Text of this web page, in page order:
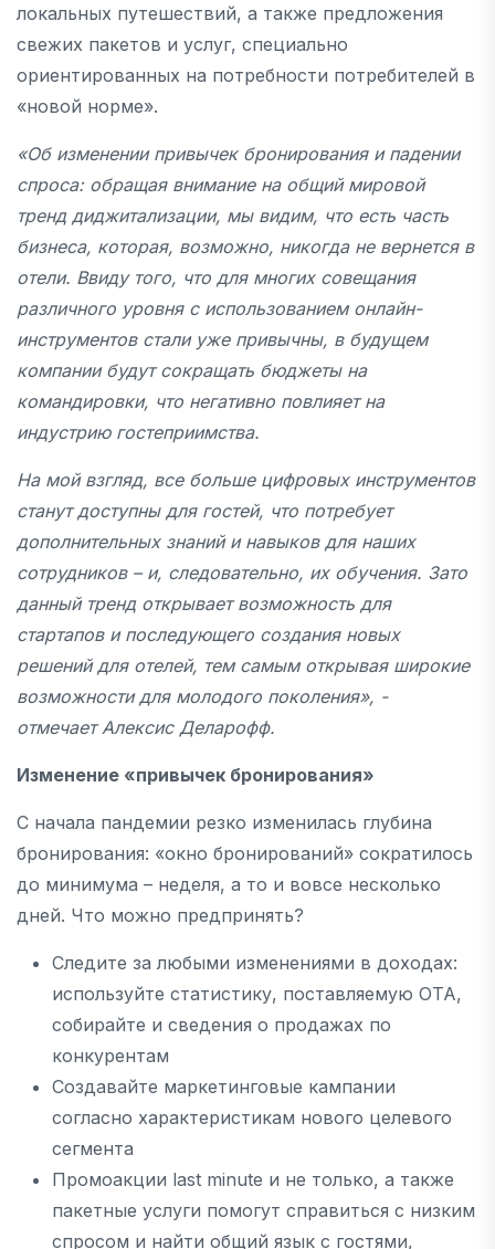
локальных путешествий, а также предложения
свежих пакетов и услуг, специально
ориентированных на потребности потребителей в
«новой норме».
«Об изменении привычек бронирования и падении
спроса: обращая внимание на общий мировой
тренд диджитализации, мы видим, что есть часть
бизнеса, которая, возможно, никогда не вернется в
отели. Ввиду того, что для многих совещания
различного уровня с использованием онлайн-
инструментов стали уже привычны, в будущем
компании будут сокращать бюджеты на
командировки, что негативно повлияет на
индустрию гостеприимства.
На мой взгляд, все больше цифровых инструментов
станут доступны для гостей, что потребует
дополнительных знаний и навыков для наших
сотрудников – и, следовательно, их обучения. Зато
данный тренд открывает возможность для
стартапов и последующего создания новых
решений для отелей, тем самым открывая широкие
возможности для молодого поколения», -
отмечает Алексис Деларофф.
Изменение «привычек бронирования»
С начала пандемии резко изменилась глубина
бронирования: «окно бронирований» сократилось
до минимума – неделя, а то и вовсе несколько
дней. Что можно предпринять?
Следите за любыми изменениями в доходах:
используйте статистику, поставляемую ОТА,
собирайте и сведения о продажах по
конкурентам
Создавайте маркетинговые кампании
согласно характеристикам нового целевого
сегмента
Промоакции last minute и не только, а также
пакетные услуги помогут справиться с низким
спросом и найти общий язык с гостями,